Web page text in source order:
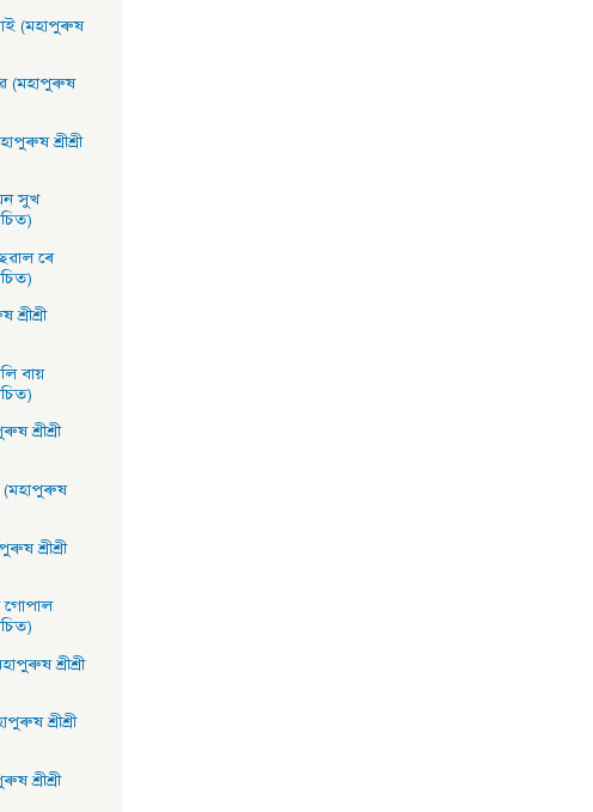
(মহাপুৰুষ
(মহাপুৰুষ
শ্ৰীশ্ৰী
সুখ
ৰে
বায়
শ্ৰীশ্ৰী
(মহাপুৰুষ
শ্ৰীশ্ৰী
গােপাল
শ্ৰীশ্ৰী
শ্ৰীশ্ৰী
শ্ৰীশ্ৰী